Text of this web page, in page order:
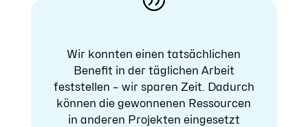
Wir konnten einen tatsächlichen
Benefit in der täglichen Arbeit
feststellen – wir sparen Zeit. Dadurch
können die gewonnenen Ressourcen
in anderen Projekten eingesetzt